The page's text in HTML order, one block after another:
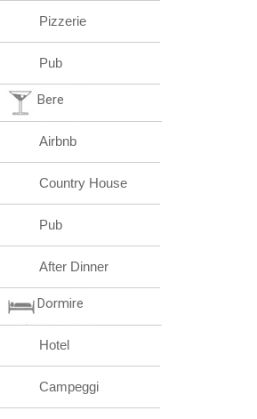
Pizzerie
Pub
Bere
Airbnb
Country House
Pub
After Dinner
Dormire
Hotel
Campeggi